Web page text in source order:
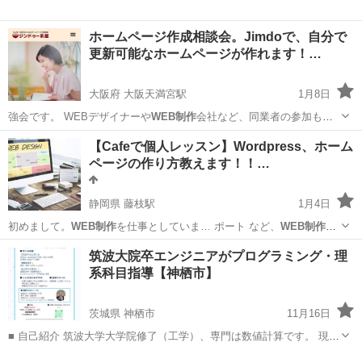
ホームページ作成相談会。Jimdoで、自分で
更新可能なホームページが作れます！…
大阪府 大阪天満宮駅
1月8日
強会です。 WEBデザイナーやWEB制作会社など、同業者の参加も大
歓迎！ …
大阪 大阪天満宮駅 ホームページ作成
【Cafeで個人レッスン】Wordpress、ホーム
ページの作り方教えます！！…
静岡県 藤枝駅
1月4日
初めまして。 WEB制作を仕事としていま… ポート など、 WEB制作全
般もご相談下さ…
静岡 藤枝市 藤枝駅 ホームページ作成 WEB制作
筑波大院卒エンジニアがプログラミング・理
系科目指導【神栖市】
茨城県 神栖市
11月16日
■ 自己紹介 筑波大学大学院修了（工学）、専門は数値計算です。 現在